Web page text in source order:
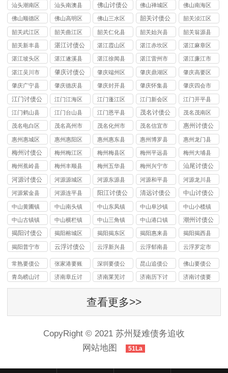
讨债公司
讨债公司
讨债公司
讨债公司
讨债公司
汕头潮南区
讨债公司
汕头南澳县
讨债公司
佛山讨债公
司
佛山禅城区
讨债公司
佛山南海区
讨债公司
佛山顺德区
讨债公司
佛山高明区
讨债公司
佛山三水区
讨债公司
韶关讨债公
司
韶关浈江区
讨债公司
韶关武江区
讨债公司
韶关曲江区
讨债公司
韶关仁化县
讨债公司
韶关始兴县
讨债公司
韶关翁源县
讨债公司
韶关新丰县
讨债公司
湛江讨债公
司
湛江霞山区
讨债公司
湛江赤坎区
讨债公司
湛江麻章区
讨债公司
湛江坡头区
讨债公司
湛江遂溪县
讨债公司
湛江徐闻县
讨债公司
湛江雷州市
讨债公司
湛江廉江市
讨债公司
湛江吴川市
讨债公司
肇庆讨债公
司
肇庆端州区
讨债公司
肇庆鼎湖区
讨债公司
肇庆高要区
讨债公司
肇庆广宁县
讨债公司
肇庆德庆县
讨债公司
肇庆封开县
讨债公司
肇庆怀集县
讨债公司
肇庆四会市
讨债公司
江门讨债公
司
江门江海区
讨债公司
江门蓬江区
讨债公司
江门新会区
讨债公司
江门开平县
讨债公司
江门鹤山县
讨债公司
江门台山县
讨债公司
江门恩平县
讨债公司
茂名讨债公
司
茂名茂南区
讨债公司
茂名电白区
讨债公司
茂名高州市
讨债公司
茂名化州市
讨债公司
茂名信宜市
讨债公司
惠州讨债公
司
惠州惠城区
讨债公司
惠州惠阳区
讨债公司
惠州惠东县
讨债公司
惠州博罗县
讨债公司
惠州龙门县
讨债公司
梅州讨债公
司
梅州梅江区
讨债公司
梅州梅县区
讨债公司
梅州平远县
讨债公司
梅州大埔县
讨债公司
梅州蕉岭县
讨债公司
梅州丰顺县
讨债公司
梅州五华县
讨债公司
梅州兴宁市
讨债公司
汕尾讨债公
司
河源讨债公
司
河源源城区
讨债公司
河源东源县
讨债公司
河源和平县
讨债公司
河源龙川县
讨债公司
河源紫金县
讨债公司
河源连平县
讨债公司
阳江讨债公
司
清远讨债公
司
中山讨债公
司
中山黄圃镇
讨债公司
中山南头镇
讨债公司
中山东凤镇
讨债公司
中山阜沙镇
讨债公司
中山小榄镇
讨债公司
中山古镇镇
讨债公司
中山横栏镇
讨债公司
中山三角镇
讨债公司
中山港口镇
讨债公司
潮州讨债公
司
揭阳讨债公
司
揭阳榕城区
讨债公司
揭阳揭东区
讨债公司
揭阳惠来县
讨债公司
揭阳揭西县
讨债公司
揭阳普宁市
讨债公司
云浮讨债公
司
云浮新兴县
讨债公司
云浮郁南县
讨债公司
云浮罗定市
讨债公司
常熟要债公
司
张家港要账
公司
深圳要债公
司
昆山追债公
司
佛山要债公
司
青岛崂山讨
债公司
济南章丘讨
债公司
济南莱芜讨
债公司
济南历下讨
债
济南讨债要
账
查看更多>>
CopyRight © 2021 苏州疑难债务追收
网站地图
51La